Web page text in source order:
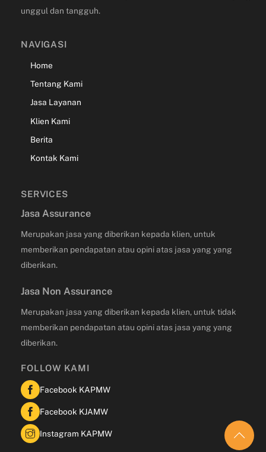
unggul dan tangguh.
NAVIGASI
Home
Tentang Kami
Jasa Layanan
Klien Kami
Berita
Kontak Kami
SERVICES
Jasa Assurance
Merupakan jasa yang diberikan kepada klien, untuk
memberikan pendapatan atau opini atas jasa yang yang
diberikan.
Jasa Non Assurance
Merupakan jasa yang diberikan kepada klien, untuk tidak
memberikan pendapatan atau opini atas jasa yang yang
diberikan.
FOLLOW KAMI
Facebook KAPMW
Facebook KJAMW
Instagram KAPMW